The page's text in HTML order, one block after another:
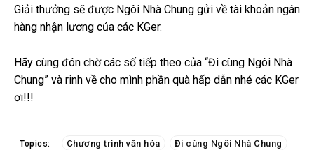
Giải thưởng sẽ được Ngôi Nhà Chung gửi về tài khoản ngân
hàng nhận lương của các KGer.
Hãy cùng đón chờ các số tiếp theo của “Đi cùng Ngôi Nhà
Chung” và rinh về cho mình phần quà hấp dẫn nhé các KGer
ơi!!!
Topics: Chương trình văn hóa Đi cùng Ngôi Nhà Chung